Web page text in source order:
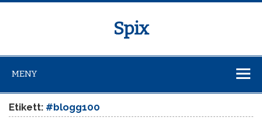
Spix
MENY
Etikett: #blogg100